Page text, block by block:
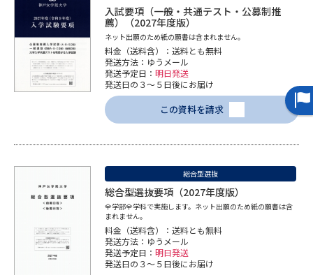
大学研究 大学検索
大学で学べる内容や特徴を調べる
新増設大学・学部・学科特集
国際・グローバルに強い大学特
デジタルパンフレット 進路の３択
新学年スタート号特集ページ
（高3生用）
（高2生用）
SELFBRAND特集ページ
入試要項（一般・共通テスト・公募制推
薦）（2027年度版）
ネット出願のため紙の願書は含まれません。
料金（送料含）：送料とも無料
発送方法：ゆうメール
発送予定日： 明日発送
発送日の３～５日後にお届け
この資料を請求
総合型選抜
総合型選抜要項（2027年度版）
全学部全学科で実施します。ネット出願のため紙の願書は含
まれません。
料金（送料含）：送料とも無料
発送方法：ゆうメール
発送予定日： 明日発送
発送日の３～５日後にお届け